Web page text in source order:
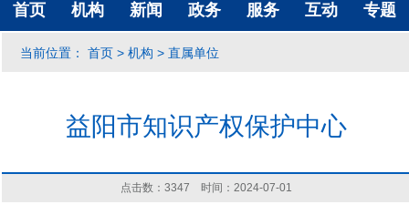
首页 机构 新闻 政务 服务 互动 专题
当前位置： 首页 > 机构 > 直属单位
益阳市知识产权保护中心
点击数： 3347 时间：2024-07-01